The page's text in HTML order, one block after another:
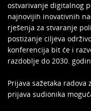
ostvarivanje digitalnog
najnovijih inovativnih
rješenja za stvaranje
postizanje ciljeva
konferencija bit će i
razdoblje do 2030.
Prijava sažetaka radova
prijava sudionika